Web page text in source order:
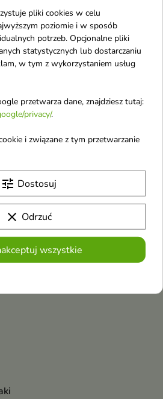
pliki cookies w celu
poziomie i w sposób
potrzeb. Opcjonalne pliki
statystycznych lub dostarczaniu
w tym z wykorzystaniem usług
przetwarza dane, znajdziesz tutaj:
privacy/.
i związane z tym przetwarzanie
tune Dostosuj
clear Odrzuć
wszystkie